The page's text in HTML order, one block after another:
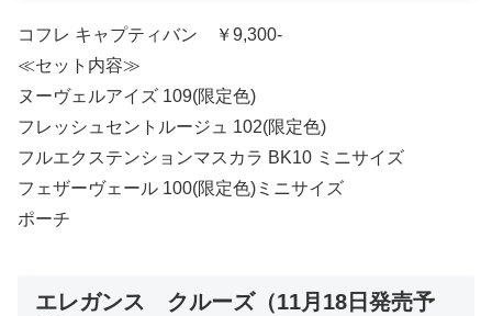
コフレ キャプティバン ￥9,300-
≪セット内容≫
ヌーヴェルアイズ 109(限定色)
フレッシュセントルージュ 102(限定色)
フルエクステンションマスカラ BK10 ミニサイズ
フェザーヴェール 100(限定色)ミニサイズ
ポーチ
エレガンス クルーズ（11月18日発売予